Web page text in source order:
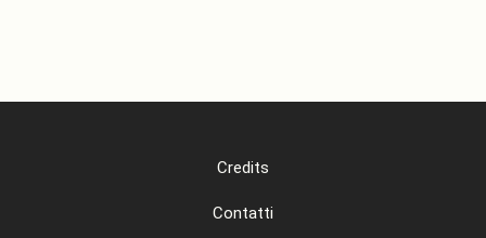
Credits
Contatti